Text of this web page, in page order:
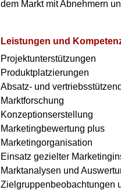
dem Markt mit Abnehmern
Leistungen und
Projektunterstützungen
Produktplatzierungen
Absatz- und
Marktforschung
Konzeptionserstellung
Marketingbewertung plus
Marketingorganisation
Einsatz gezielter
Marktanalysen und
Zielgruppenbeobachtungen